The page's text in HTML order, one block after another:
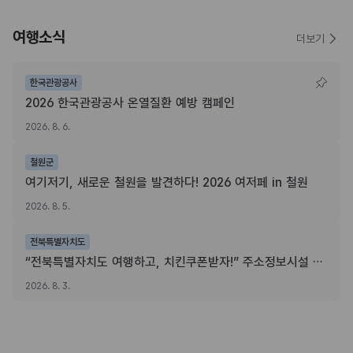
여행소식
한국관광공사
2026 한국관광공사 온열질환 예방 캠페인
2026. 8. 6.
철원군
여기저기, 새로운 철원을 발견하다! 2026 여저페 in 철원
2026. 8. 5.
전북특별자치도
“전북특별자치도 여행하고, 치킨쿠폰받자!” 주소정보시설 SNS 인증이벤트
2026. 8. 3.
더보기